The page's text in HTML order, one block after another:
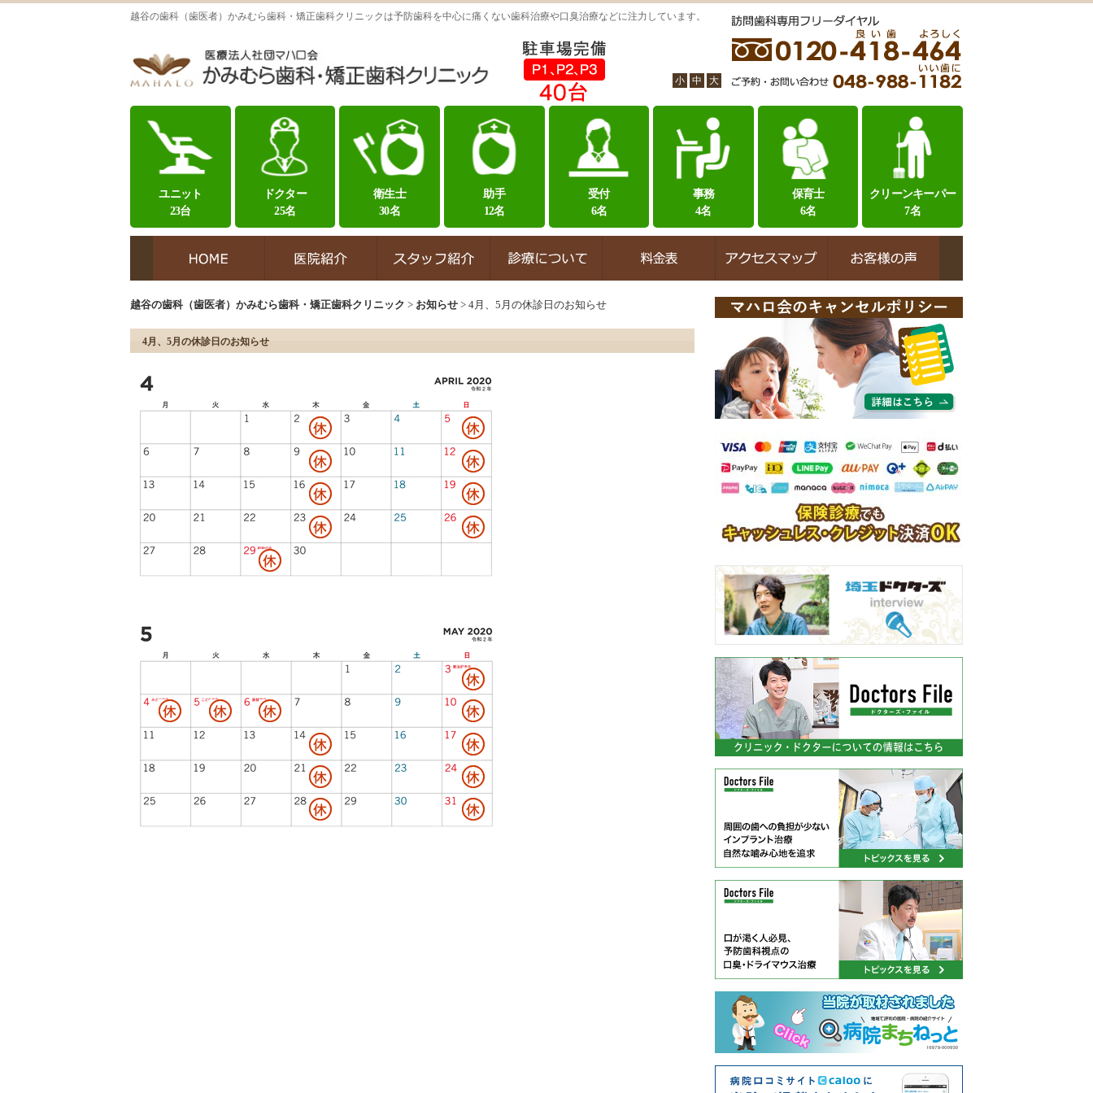
越谷の歯科（歯医者）かみむら歯科・矯正歯科クリニックは予防歯科を中心に痛くない歯科治療や口臭治療などに注力しています。
小 中 大
ユニット
23台
ドクター
25名
衛生士
30名
助手
12名
受付
6名
事務
4名
保育士
6名
クリーンキーパー
7名
越谷の歯科（歯医者）かみむら歯科・矯正歯科クリニック > お知らせ > 4月、5月の休診日のお知らせ
4月、5月の休診日のお知らせ